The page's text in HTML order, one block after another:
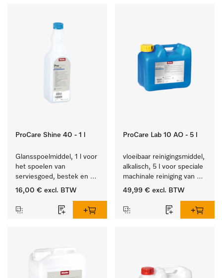
ProCare Shine 40 - 1 l
Glansspoelmiddel, 1 l voor
het spoelen van
serviesgoed, bestek en
ideaal voor glazen.
16,00 € excl. BTW
ProCare Lab 10 AO - 5 l
vloeibaar reinigingsmiddel,
alkalisch, 5 l voor speciale
machinale reiniging van
laboratoriumglaswerk en -
49,99 € excl. BTW